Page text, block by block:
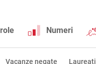
Numeri
Vacanze negate Laureati